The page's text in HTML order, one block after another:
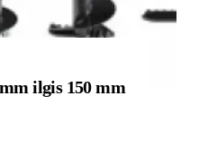
ilgis 150 mm